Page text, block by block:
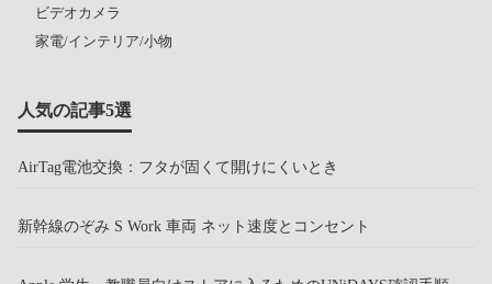
ビデオカメラ
家電/インテリア/小物
人気の記事5選
AirTag電池交換：フタが固くて開けにくいとき
新幹線のぞみ S Work 車両 ネット速度とコンセント